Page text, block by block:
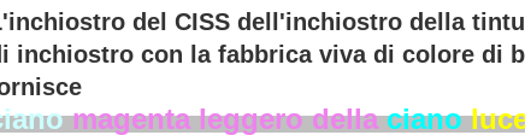
del CISS dell'inchiostro della
inchiostro con la fabbrica viva di colore di
magenta leggero dellaciano